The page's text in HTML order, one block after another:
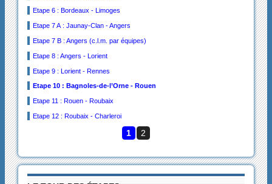
Etape 6 : Bordeaux - Limoges
Etape 7 A : Jaunay-Clan - Angers
Etape 7 B : Angers (c.l.m. par équipes)
Etape 8 : Angers - Lorient
Etape 9 : Lorient - Rennes
Etape 10 : Bagnoles-de-l’Orne - Rouen
Etape 11 : Rouen - Roubaix
Etape 12 : Roubaix - Charleroi
1 2